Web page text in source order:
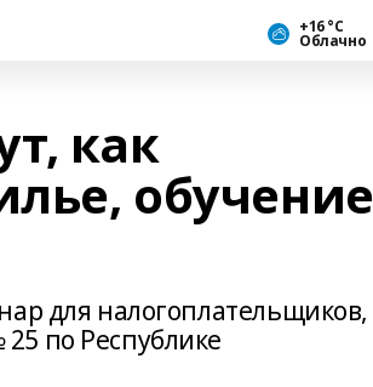
+16 °С
Облачно
как
обучение
для налогоплательщиков,
по Республике